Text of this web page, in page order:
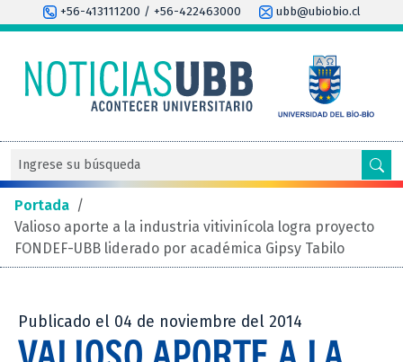
+56-413111200 / +56-422463000 ubb@ubiobio.cl
Portada /
Valioso aporte a la industria vitivinícola logra proyecto
FONDEF-UBB liderado por académica Gipsy Tabilo
Publicado el 04 de noviembre del 2014